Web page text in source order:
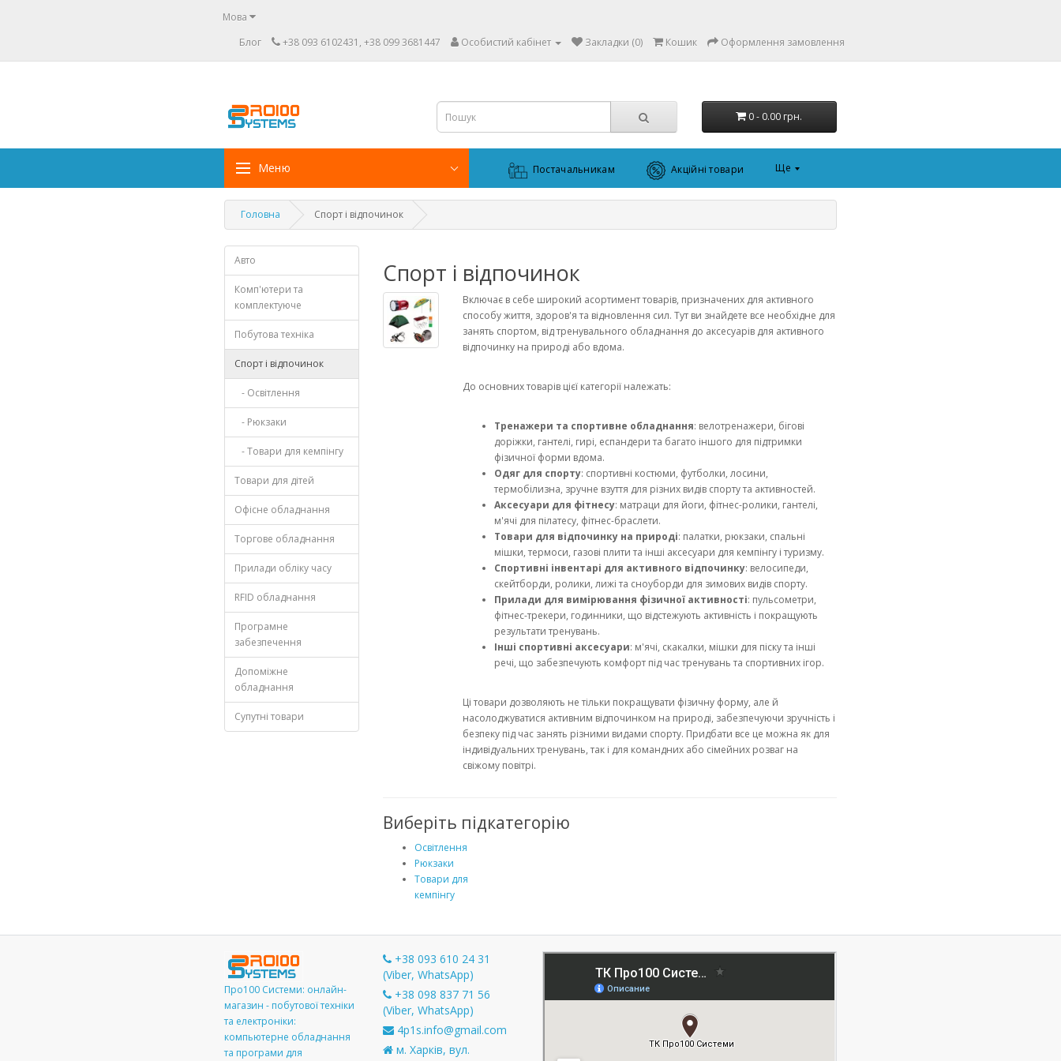
Мова
Блог
+38 093 6102431, +38 099 3681447 Особистий кабінет Закладки (0) Кошик Оформлення замовлення
0 - 0.00 грн.
Меню Постачальникам Акційні товари Ще
Головна Спорт і відпочинок
Авто
Комп'ютери та
комплектуюче
Побутова техніка
Спорт і відпочинок
- Освітлення
- Рюкзаки
- Товари для кемпінгу
Товари для дітей
Офісне обладнання
Торгове обладнання
Прилади обліку часу
RFID обладнання
Програмне
забезпечення
Допоміжне
обладнання
Супутні товари
Спорт і відпочинок
Включає в себе широкий асортимент товарів, призначених для активного
способу життя, здоров'я та відновлення сил. Тут ви знайдете все необхідне для
занять спортом, від тренувального обладнання до аксесуарів для активного
відпочинку на природі або вдома.
До основних товарів цієї категорії належать:
Тренажери та спортивне обладнання: велотренажери, бігові
доріжки, гантелі, гирі, еспандери та багато іншого для підтримки
фізичної форми вдома.
Одяг для спорту: спортивні костюми, футболки, лосини,
термобілизна, зручне взуття для різних видів спорту та активностей.
Аксесуари для фітнесу: матраци для йоги, фітнес-ролики, гантелі,
м'ячі для пілатесу, фітнес-браслети.
Товари для відпочинку на природі: палатки, рюкзаки, спальні
мішки, термоси, газові плити та інші аксесуари для кемпінгу і туризму.
Спортивні інвентарі для активного відпочинку: велосипеди,
скейтборди, ролики, лижі та сноуборди для зимових видів спорту.
Прилади для вимірювання фізичної активності: пульсометри,
фітнес-трекери, годинники, що відстежують активність і покращують
результати тренувань.
Інші спортивні аксесуари: м'ячі, скакалки, мішки для піску та інші
речі, що забезпечують комфорт під час тренувань та спортивних ігор.
Ці товари дозволяють не тільки покращувати фізичну форму, але й
насолоджуватися активним відпочинком на природі, забезпечуючи зручність і
безпеку під час занять різними видами спорту. Придбати все це можна як для
індивідуальних тренувань, так і для командних або сімейних розваг на
свіжому повітрі.
Виберіть підкатегорію
Освітлення
Рюкзаки
Товари для
кемпінгу
Про100 Системи: онлайн-
магазин - побутової техніки
та електроніки:
компьютерне обладнання
та програми для
+38 093 610 24 31
(Viber, WhatsApp)
+38 098 837 71 56
(Viber, WhatsApp)
4p1s.info@gmail.com
м. Харків, вул.